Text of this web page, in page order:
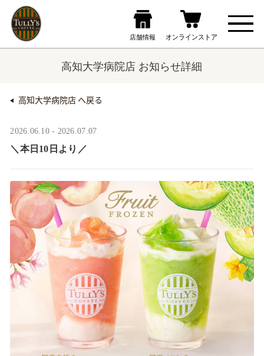
高知大学病院店 お知らせ詳細
高知大学病院店 へ戻る
2026.06.10 - 2026.07.07
＼本日10日より／